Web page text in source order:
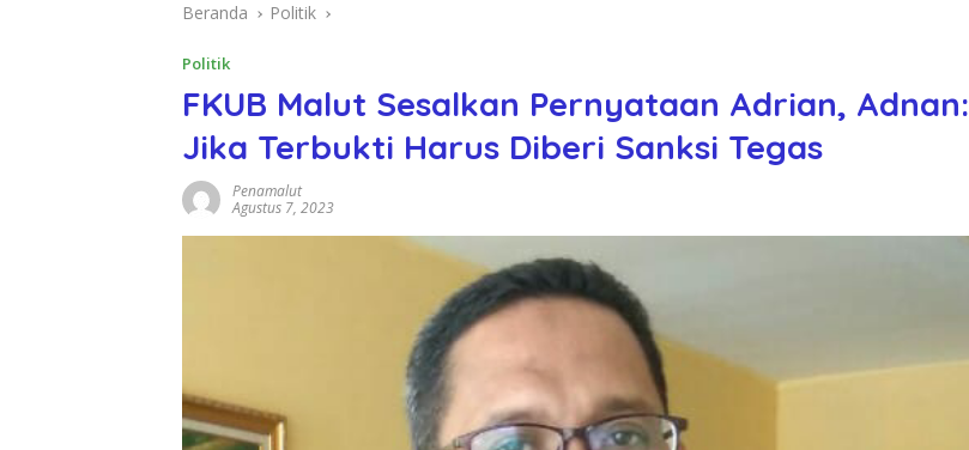
Beranda Politik
Politik
FKUB Malut Sesalkan Pernyataan Adrian, Adnan:
Jika Terbukti Harus Diberi Sanksi Tegas
Penamalut
Agustus 7, 2023